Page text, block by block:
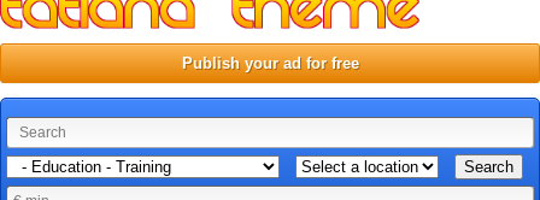
Publish your ad for free
Search